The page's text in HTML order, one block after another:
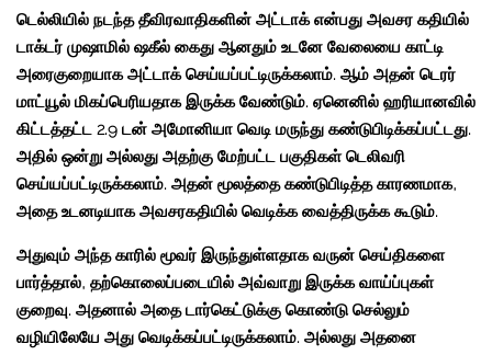
டெல்லியில் நடந்த தீவிரவாதிகளின் அட்டாக் என்பது அவசர கதியில்
டாக்டர் முஷாமில் ஷகீல் கைது ஆனதும் உடனே வேலையை காட்டி
அரைகுறையாக அட்டாக் செய்யப்பட்டிருக்கலாம். ஆம் அதன் டெரர்
மாட்யூல் மிகப்பெரியதாக இருக்க வேண்டும். ஏனெனில் ஹரியானவில்
கிட்டத்தட்ட 2.9 டன் அமோனியா வெடி மருந்து கண்டுபிடிக்கப்பட்டது.
அதில் ஒன்று அல்லது அதற்கு மேற்பட்ட பகுதிகள் டெலிவரி
செய்யப்பட்டிருக்கலாம். அதன் மூலத்தை கண்டுபிடித்த காரணமாக,
அதை உடனடியாக அவசரகதியில் வெடிக்க வைத்திருக்க கூடும்.
அதுவும் அந்த காரில் மூவர் இருந்துள்ளதாக வருன் செய்திகளை
பார்த்தால், தற்கொலைப்படையில் அவ்வாறு இருக்க வாய்ப்புகள்
குறைவு. அதனால் அதை டார்கெட்டுக்கு கொண்டு செல்லும்
வழியிலேயே அது வெடிக்கப்பட்டிருக்கலாம். அல்லது அதனை